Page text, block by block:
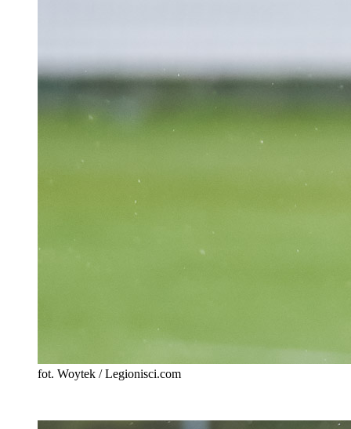
fot. Woytek / Legionisci.com